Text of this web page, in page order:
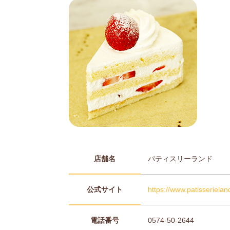
店舗名 パティスリーランド
公式サイト https://
電話番号 0574-50-2644